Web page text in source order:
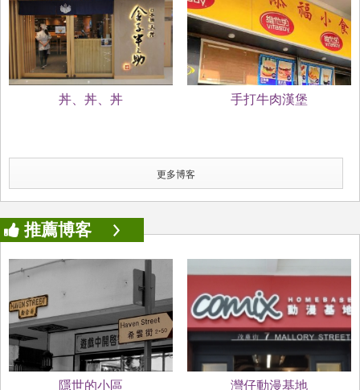
丼、丼、丼 手打牛肉漢堡
更多博客
推薦博客
隱世的小區 灣仔動漫基地